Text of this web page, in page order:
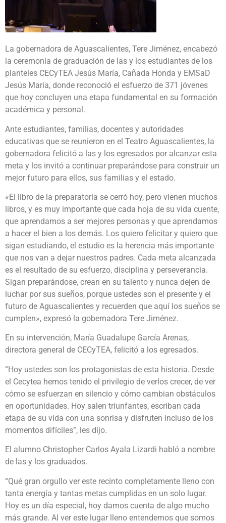
La gobernadora de Aguascalientes, Tere Jiménez, encabezó
la ceremonia de graduación de las y los estudiantes de los
planteles CECyTEA Jesús María, Cañada Honda y EMSaD
Jesús María, donde reconoció el esfuerzo de 371 jóvenes
que hoy concluyen una etapa fundamental en su formación
académica y personal.
Ante estudiantes, familias, docentes y autoridades
educativas que se reunieron en el Teatro Aguascalientes, la
gobernadora felicitó a las y los egresados por alcanzar esta
meta y los invitó a continuar preparándose para construir un
mejor futuro para ellos, sus familias y el estado.
«El libro de la preparatoria se cerró hoy, pero vienen muchos
libros, y es muy importante que cada hoja de su vida cuente,
que aprendamos a ser mejores personas y que aprendamos
a hacer el bien a los demás. Los quiero felicitar y quiero que
sigan estudiando, el estudio es la herencia más importante
que nos van a dejar nuestros padres. Cada meta alcanzada
es el resultado de su esfuerzo, disciplina y perseverancia.
Sigan preparándose, crean en su talento y nunca dejen de
luchar por sus sueños, porque ustedes son el presente y el
futuro de Aguascalientes y recuerden que aquí los sueños se
cumplen», expresó la gobernadora Tere Jiménez.
En su intervención, María Guadalupe García Arenas,
directora general de CECyTEA, felicitó a los egresados.
“Hoy ustedes son los protagonistas de esta historia. Desde
el Cecytea hemos tenido el privilegio de verlos crecer, de ver
cómo se esfuerzan en silencio y cómo cambian obstáculos
en oportunidades. Hoy salen triunfantes, escriban cada
etapa de su vida con una sonrisa y disfruten incluso de los
momentos difíciles”, les dijo.
El alumno Christopher Carlos Ayala Lizardi habló a nombre
de las y los graduados.
“Qué gran orgullo ver este recinto completamente lleno con
tanta energía y tantas metas cumplidas en un solo lugar.
Hoy es un día especial, hoy damos cuenta de algo mucho
más grande. Al ver este lugar lleno entendemos que somos